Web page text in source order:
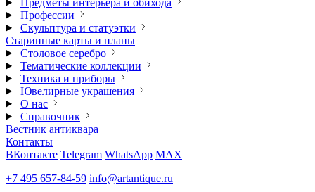
Предметы интерьера и обихода
Профессии
Скульптура и статуэтки
Старинные карты и планы
Столовое серебро
Тематические коллекции
Техника и приборы
Ювелирные украшения
О нас
Справочник
Вестник антиквара
Контакты
ВКонтакте Telegram WhatsApp MAX
+7 495 657-84-59 info@artantique.ru